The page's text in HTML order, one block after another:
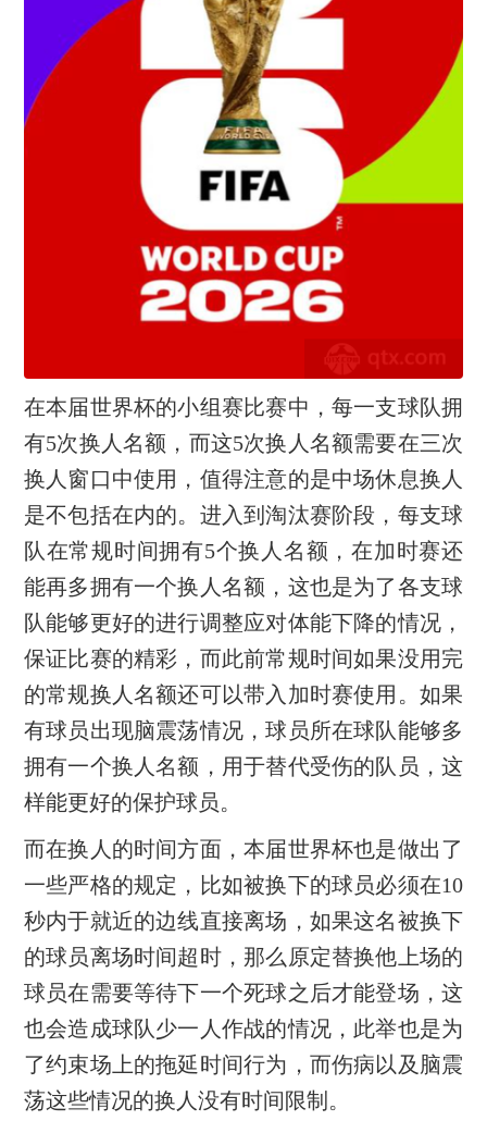
在本届世界杯的小组赛比赛中，每一支球队拥
有5次换人名额，而这5次换人名额需要在三次
换人窗口中使用，值得注意的是中场休息换人
是不包括在内的。进入到淘汰赛阶段，每支球
队在常规时间拥有5个换人名额，在加时赛还
能再多拥有一个换人名额，这也是为了各支球
队能够更好的进行调整应对体能下降的情况，
保证比赛的精彩，而此前常规时间如果没用完
的常规换人名额还可以带入加时赛使用。如果
有球员出现脑震荡情况，球员所在球队能够多
拥有一个换人名额，用于替代受伤的队员，这
样能更好的保护球员。
而在换人的时间方面，本届世界杯也是做出了
一些严格的规定，比如被换下的球员必须在10
秒内于就近的边线直接离场，如果这名被换下
的球员离场时间超时，那么原定替换他上场的
球员在需要等待下一个死球之后才能登场，这
也会造成球队少一人作战的情况，此举也是为
了约束场上的拖延时间行为，而伤病以及脑震
荡这些情况的换人没有时间限制。